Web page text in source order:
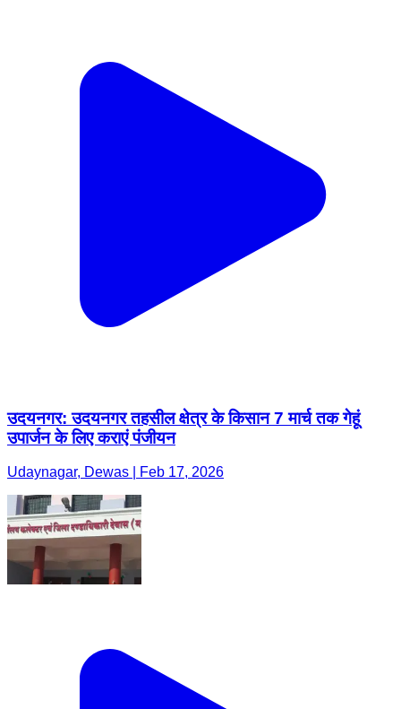
उदयनगर: उदयनगर तहसील क्षेत्र के किसान 7 मार्च तक गेहूं
उपार्जन के लिए कराएं पंजीयन
Udaynagar, Dewas | Feb 17, 2026